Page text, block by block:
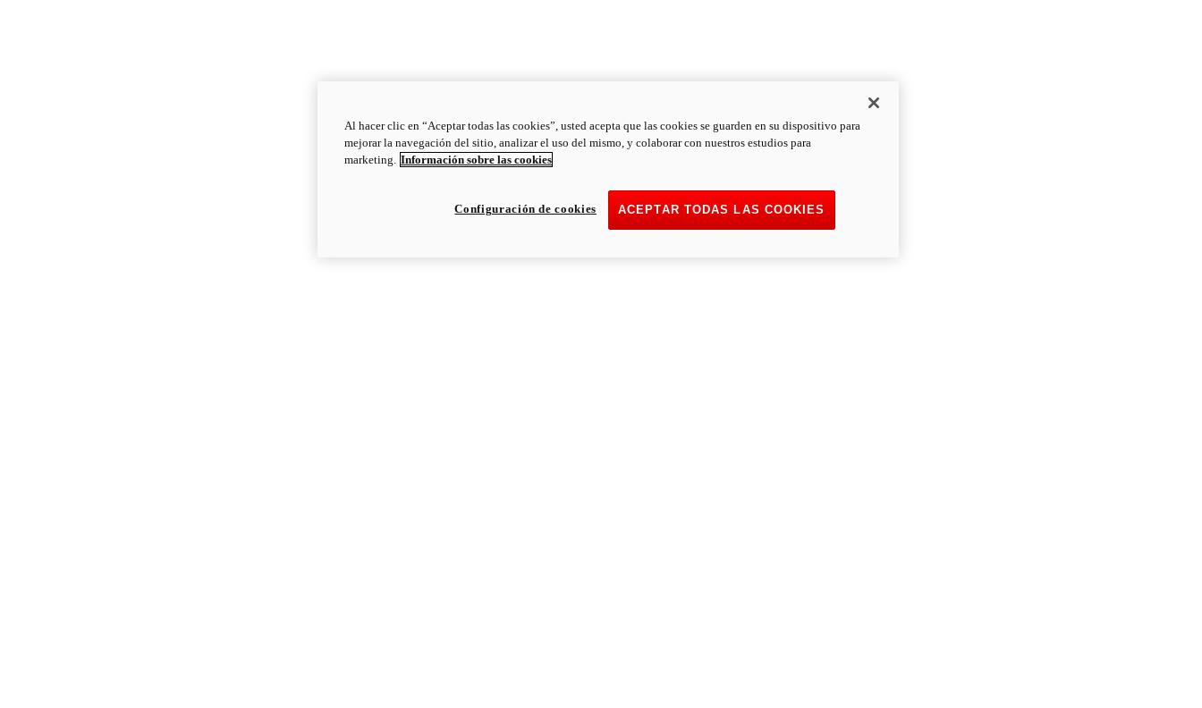
Al hacer clic en “Aceptar todas las cookies”, usted acepta que las cookies se guarden en su dispositivo para
mejorar la navegación del sitio, analizar el uso del mismo, y colaborar con nuestros estudios para
marketing. Información sobre las cookies
ACEPTAR TODAS LAS COOKIES
Configuración de cookies